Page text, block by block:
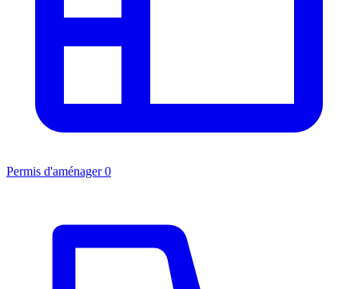
Permis d'aménager 0